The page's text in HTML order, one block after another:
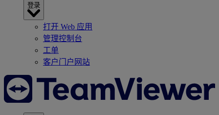
登录
打开 Web 应用
管理控制台
工单
客户门户网站